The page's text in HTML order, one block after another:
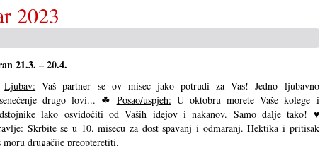
2023
21.3. – 20.4.
Ljubav: Vaš partner se ov misec jako potrudi za Vas! Jedno ljubavno
drugo lovi... ☘ Posao/uspjeh: U oktobru morete Vaše kolege i
lako osvidočiti od Vaših idejov i nakanov. Samo dalje tako! ♥
Skrbite se u 10. misecu za dost spavanj i odmaranj. Hektika i pritisak
moru drugačije preopteretiti.